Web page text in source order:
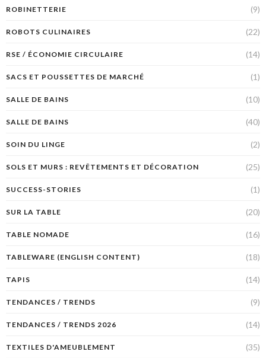
ROBINETTERIE (9)
ROBOTS CULINAIRES (22)
RSE / ÉCONOMIE CIRCULAIRE (14)
SACS ET POUSSETTES DE MARCHÉ (1)
SALLE DE BAINS (10)
SALLE DE BAINS (40)
SOIN DU LINGE (2)
SOLS ET MURS : REVÊTEMENTS ET DÉCORATION (25)
SUCCESS-STORIES (1)
SUR LA TABLE (20)
TABLE NOMADE (16)
TABLEWARE (ENGLISH CONTENT) (18)
TAPIS (14)
TENDANCES / TRENDS (9)
TENDANCES / TRENDS 2026 (14)
TEXTILES D'AMEUBLEMENT (35)